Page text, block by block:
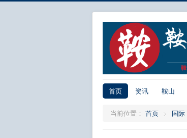
首页 资讯 鞍山
当前位置： 首页 > 国际